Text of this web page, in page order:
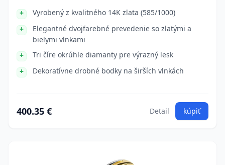
Vyrobený z kvalitného 14K zlata (585/1000)
Elegantné dvojfarebné prevedenie so zlatými a
bielymi vlnkami
Tri číre okrúhle diamanty pre výrazný lesk
Dekoratívne drobné bodky na širších vlnkách
400.35 € Detail kúpiť